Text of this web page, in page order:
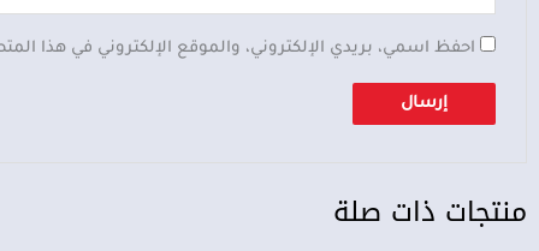
احفظ اسمي، بريدي الإلكتروني، والموقع الإلكتروني في هذا
منتجات ذات صلة